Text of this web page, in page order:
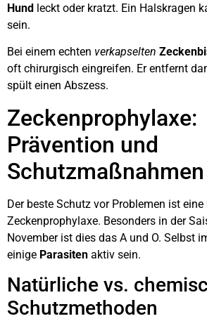
Hund leckt oder kratzt. Ein Halskragen
sein.
Bei einem echten verkapselten
oft chirurgisch eingreifen. Er entfernt
spült einen Abszess.
Zeckenprophylaxe:
Prävention und
Schutzmaßnahmen
Der beste Schutz vor Problemen ist
Zeckenprophylaxe. Besonders in der
November ist dies das A und O. Selbst
einige Parasiten aktiv sein.
Natürliche vs.
Schutzmethoden